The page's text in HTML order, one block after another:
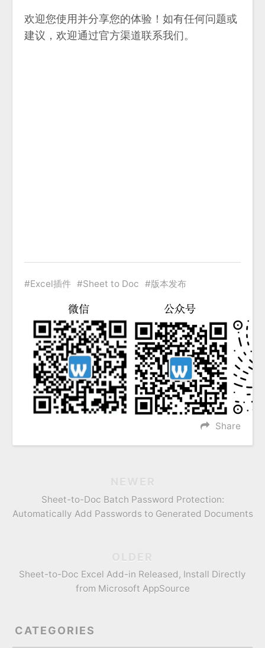
欢迎您使用并分享您的体验！如有任何问题或
建议，欢迎通过官方渠道联系我们。
Excel插件 Sheet to Doc 版本发布
Share
NEWER
Sheet-to-Doc Batch Password Protection:
Automatically Add Passwords to Generated Documents
OLDER
Sheet-to-Doc Excel Add-in Released, Install Directly
from Microsoft AppSource
CATEGORIES